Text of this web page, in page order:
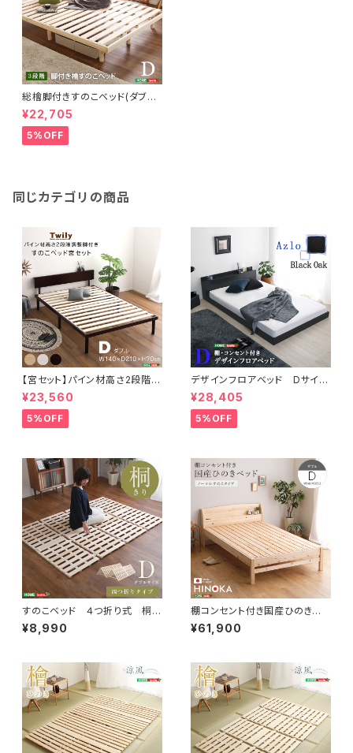
総檜脚付きすのこベッド(ダブル)
【Pierna-ピエルナ-】 LHK-0
2D
¥22,705
5%OFF
同じカテゴリの商品
【宮セット】パイン材高さ2段階調
整脚付きすのこベッド(ダブル)
¥23,560
5%OFF
デザインフロアベッド Dサイ
ズ 【Azlo-アズロ-】
¥28,405
5%OFF
すのこベッド ４つ折り式 桐仕
様(ダブル)【Sommeil-ソメイ
ユ-】 KIR-4-D
¥8,990
棚コンセント付き国産ひのきベッ
ド ノーマルすのこタイプ【HIN
OKA-ヒノカ-】(ダブル) SH-3
¥61,900